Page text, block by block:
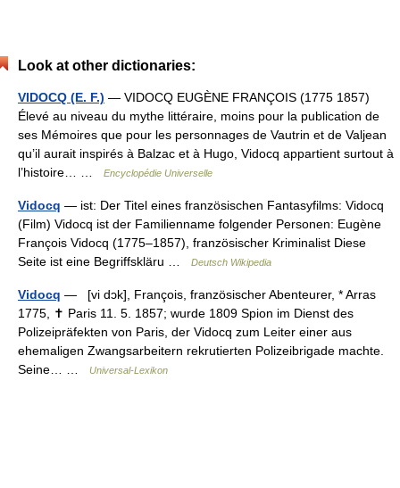
Look at other dictionaries:
VIDOCQ (E. F.) — VIDOCQ EUGÈNE FRANÇOIS (1775 1857)
Élevé au niveau du mythe littéraire, moins pour la publication de
ses Mémoires que pour les personnages de Vautrin et de Valjean
qu’il aurait inspirés à Balzac et à Hugo, Vidocq appartient surtout à
l’histoire… …
Encyclopédie Universelle
Vidocq — ist: Der Titel eines französischen Fantasyfilms: Vidocq
(Film) Vidocq ist der Familienname folgender Personen: Eugène
François Vidocq (1775–1857), französischer Kriminalist Diese
Seite ist eine Begriffskläru …
Deutsch Wikipedia
Vidocq — [vi dɔk], François, französischer Abenteurer, * Arras
1775, ✝ Paris 11. 5. 1857; wurde 1809 Spion im Dienst des
Polizeipräfekten von Paris, der Vidocq zum Leiter einer aus
ehemaligen Zwangsarbeitern rekrutierten Polizeibrigade machte.
Seine… …
Universal-Lexikon